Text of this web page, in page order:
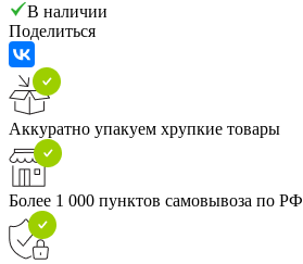
В наличии
Поделиться
Аккуратно упакуем хрупкие товары
Более 1 000 пунктов самовывоза по РФ